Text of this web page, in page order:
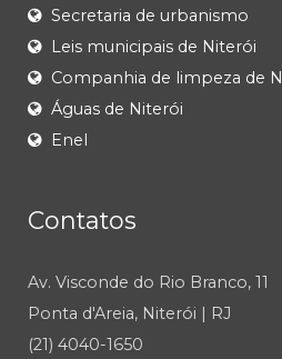
Secretaria de urbanismo
Leis municipais de Niterói
Companhia de limpeza de
Águas de Niterói
Enel
Contatos
Av. Visconde do Rio Branco, 11
Ponta d'Areia, Niterói | RJ
(21) 4040-1650